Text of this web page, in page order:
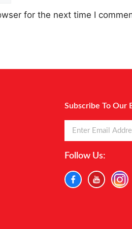
for the next time I
Subscribe To Our
Follow Us: